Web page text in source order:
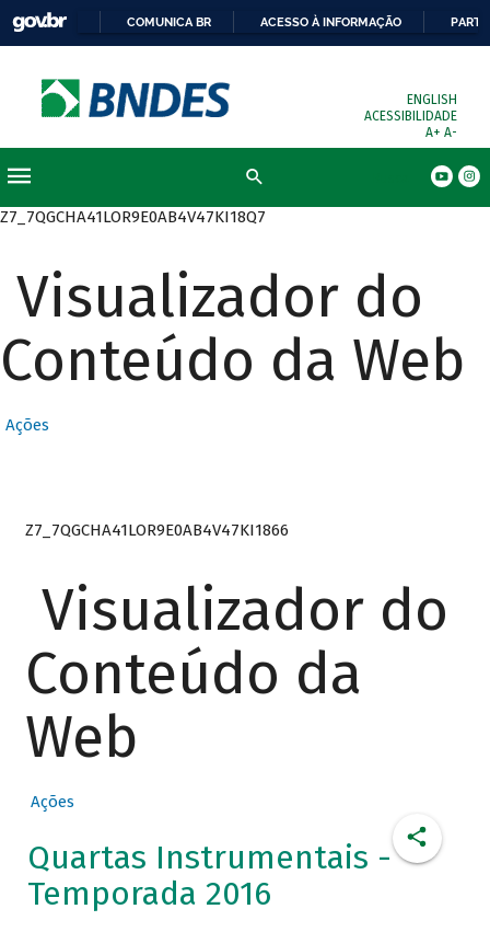
COMUNICA BR ACESSO À INFORMAÇÃO
ENGLISH
ACESSIBILIDADE
A+ A-
Z7_7QGCHA41LOR9E0AB4V47KI18Q7
Visualizador do
Conteúdo da Web
Ações
Z7_7QGCHA41LOR9E0AB4V47KI1866
Visualizador do
Conteúdo da
Web
Ações
Quartas Instrumentais -
Temporada 2016